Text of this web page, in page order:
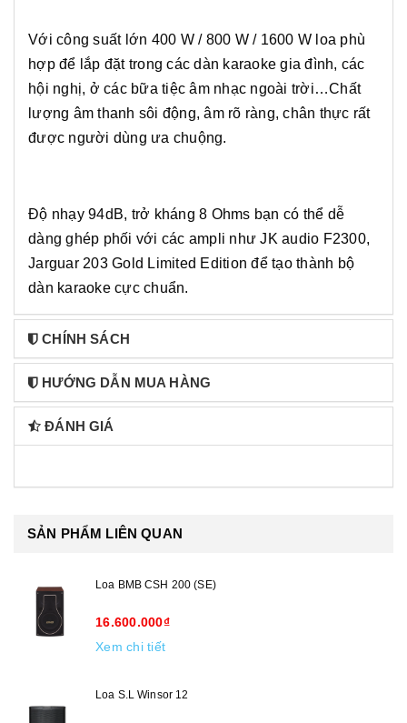
Với công suất lớn 400 W / 800 W / 1600 W loa phù
hợp để lắp đặt trong các dàn karaoke gia đình, các
hội nghị, ở các bữa tiệc âm nhạc ngoài trời…Chất
lượng âm thanh sôi động, âm rõ ràng, chân thực rất
được người dùng ưa chuộng.
Độ nhạy 94dB, trở kháng 8 Ohms bạn có thể dễ
dàng ghép phối với các ampli như JK audio F2300,
Jarguar 203 Gold Limited Edition để tạo thành bộ
dàn karaoke cực chuẩn.
CHÍNH SÁCH
HƯỚNG DẪN MUA HÀNG
ĐÁNH GIÁ
SẢN PHẨM LIÊN QUAN
Loa BMB CSH 200 (SE)
16.600.000₫
Xem chi tiết
Loa S.L Winsor 12